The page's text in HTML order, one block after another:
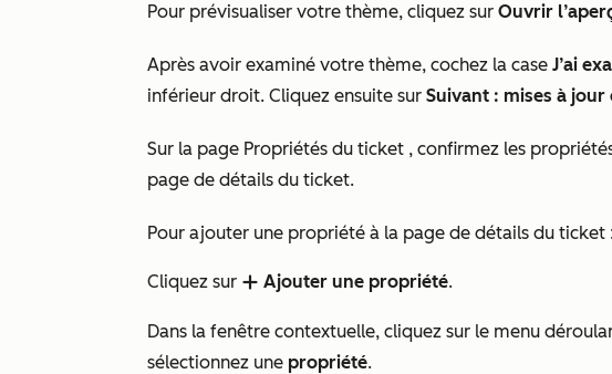
Pour prévisualiser votre thème, cliquez sur Ouvrir
Après avoir examiné votre thème, cochez la case J’ai
inférieur droit. Cliquez ensuite sur Suivant : mises à
Sur la page Propriétés du ticket , confirmez les
page de détails du ticket.
Pour ajouter une propriété à la page de détails du ticket
Cliquez sur add Ajouter une propriété.
Dans la fenêtre contextuelle, cliquez sur le menu
sélectionnez une propriété.